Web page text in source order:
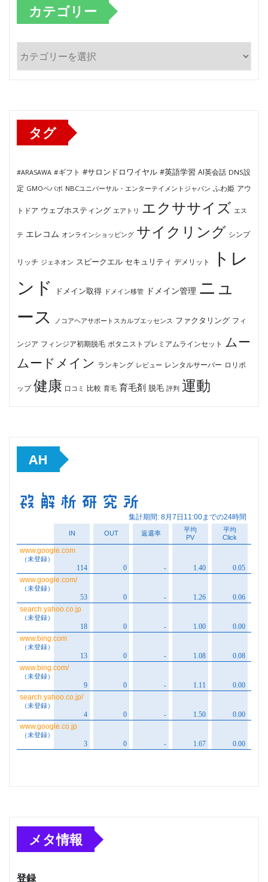
カテゴリー
テ
タグ
#ARASAWA #ギフト #サロンドロワイヤル #英語学習 AI英会話 DNS設
定 GMOペパボ NBCユニバーサル・エンターテイメントジャパン ふわ姫 アウ
トドア ウェブホスティング エアトリ エクササイズ エス
テ エレコム オンラインショッピング サイクリング シンプ
リッチ ジェネオン スピークエル セキュリティ デメリット
トレ
ンド
ドメイン取得 ドメイン移管 ドメイン管理 ニュ
ース
ノコアヘアサポートスカルプエッセンス ファクタリング フィ
ンジア フィンジア初期脱毛 ボタニストプレミアムラインセット ムー
ムードメイン ランキング レビュー レンタルサーバー ロリポ
ップ 健康 口コミ 比較 育毛 育毛剤 脱毛 評判 運動
AH
メタ情報
登録